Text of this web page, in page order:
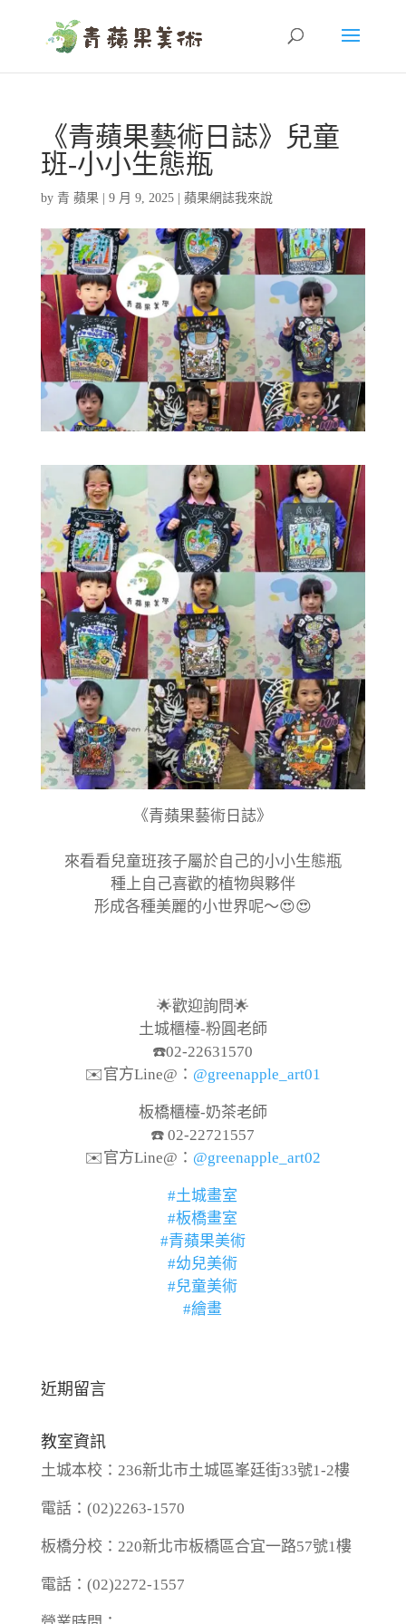
《青蘋果藝術日誌》兒童
班-小小生態瓶
by 青 蘋果 9 月 9, 2025| 蘋果網誌我來說
《青蘋果藝術日誌》
來看看兒童班孩子屬於自己的小小生態瓶
種上自己喜歡的植物與夥伴
形成各種美麗的小世界呢～😍😍
🌟歡迎詢問🌟
土城櫃檯-粉圓老師
☎️02-22631570
✉️官方Line@： @greenapple_art01
板橋櫃檯-奶茶老師
☎️ 02-22721557
✉️官方Line@： @greenapple_art02
#土城畫室
#板橋畫室
#青蘋果美術
#幼兒美術
#兒童美術
#繪畫
近期留言
教室資訊
土城本校：236新北市土城區峯廷街33號1-2樓
電話：(02)2263-1570
板橋分校：220新北市板橋區合宜一路57號1樓
電話：(02)2272-1557